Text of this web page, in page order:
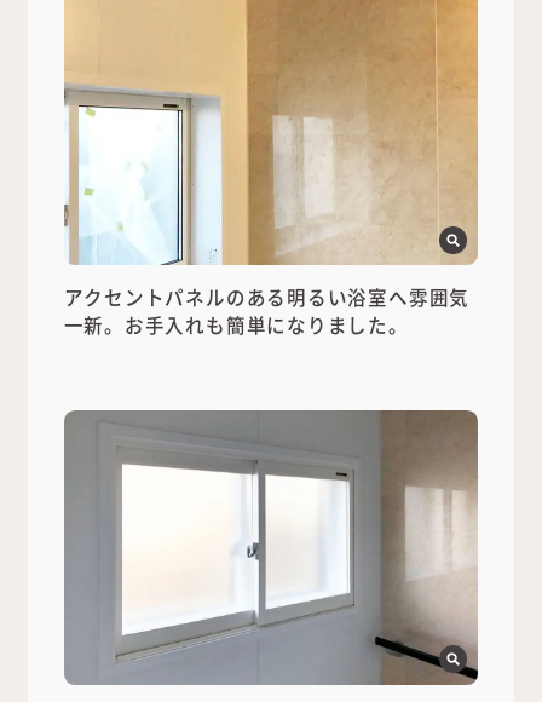
アクセントパネルのある明るい浴室へ雰囲気
一新。お手入れも簡単になりました。